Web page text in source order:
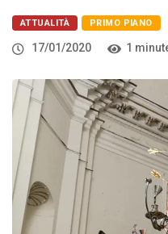
ATTUALITÀ PRIMO PIANO
17/01/2020
1